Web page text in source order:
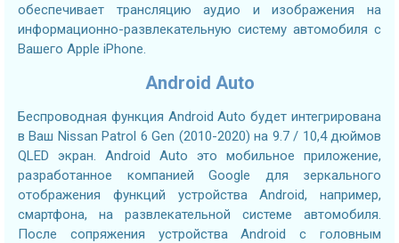
обеспечивает трансляцию аудио и изображения на
информационно-развлекательную систему автомобиля с
Вашего Apple iPhone.
Android Auto
Беспроводная функция Android Auto будет интегрирована
в Ваш Nissan Patrol 6 Gen (2010-2020) на 9.7 / 10,4 дюймов
QLED экран. Android Auto это мобильное приложение,
разработанное компанией Google для зеркального
отображения функций устройства Android, например,
смартфона, на развлекательной системе автомобиля.
После сопряжения устройства Android с головным